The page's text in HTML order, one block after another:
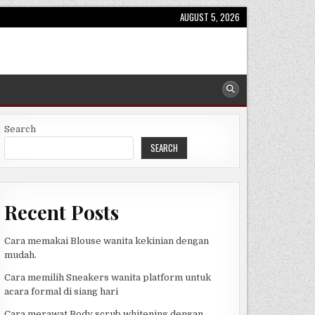
AUGUST 5, 2026
Search
SEARCH
Recent Posts
Cara memakai Blouse wanita kekinian dengan
mudah.
Cara memilih Sneakers wanita platform untuk
acara formal di siang hari